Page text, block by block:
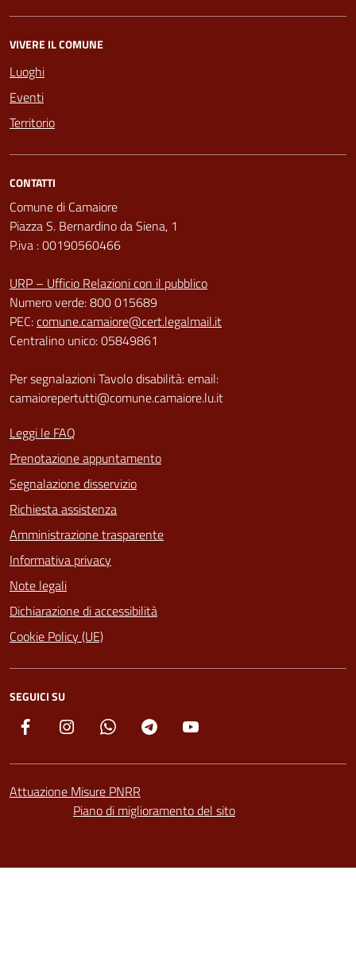
VIVERE IL COMUNE
Luoghi
Eventi
Territorio
CONTATTI
Comune di Camaiore
Piazza S. Bernardino da Siena, 1
P.iva : 00190560466
URP – Ufficio Relazioni con il pubblico
Numero verde: 800 015689
PEC:comune.camaiore@cert.legalmail.it
Centralino unico: 05849861
Per segnalazioni Tavolo disabilità: email:
camaiorepertutti@comune.camaiore.lu.it
Leggi le FAQ
Prenotazione appuntamento
Segnalazione disservizio
Richiesta assistenza
Amministrazione trasparente
Informativa privacy
Note legali
Dichiarazione di accessibilità
Cookie Policy (UE)
SEGUICI SU
Facebook Instagram Whatsapp Telegram
Attuazione Misure PNRR
Piano di miglioramento del sito